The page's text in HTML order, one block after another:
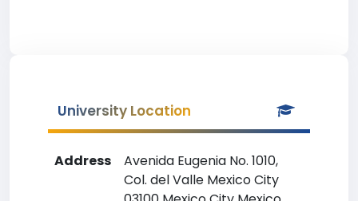
University Location
Address
Avenida Eugenia No. 1010,
Col. del Valle Mexico City